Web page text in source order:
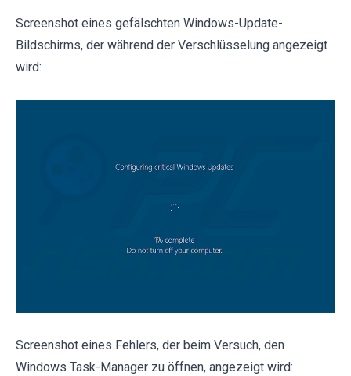
Screenshot eines gefälschten Windows-Update-
Bildschirms, der während der Verschlüsselung angezeigt
wird:
Screenshot eines Fehlers, der beim Versuch, den
Windows Task-Manager zu öffnen, angezeigt wird: